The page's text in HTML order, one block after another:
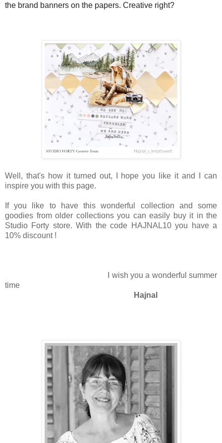
the brand banners on the papers. Creative right?
Well, that's how it turned out, I hope you like it and I can
inspire you with this page.
If you like to have this wonderful collection and some
goodies from older collections you can easily buy it in the
Studio Forty store. With the code HAJNAL10 you have a
10% discount !
I wish you a wonderful summer
time
Hajnal